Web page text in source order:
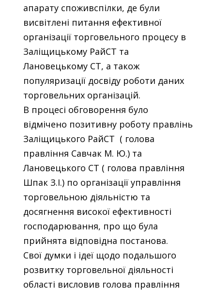
апарату споживспілки, де були
висвітлені питання ефективної
організації торговельного процесу в
Заліщицькому РайСТ та
Лановецькому СТ, а також
популяризації досвіду роботи даних
торговельних організацій.
В процесі обговорення було
відмічено позитивну роботу правлінь
Заліщицького РайСТ ( голова
правління Савчак М. Ю.) та
Лановецького СТ ( голова правління
Шпак З.І.) по організації управління
торговельною діяльністю та
досягнення високої ефективності
господарювання, про що була
прийнята відповідна постанова.
Свої думки і ідеї щодо подальшого
розвитку торговельної діяльності
області висловив голова правління